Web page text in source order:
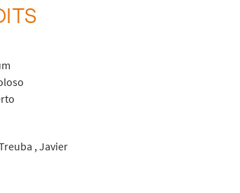
, Javier